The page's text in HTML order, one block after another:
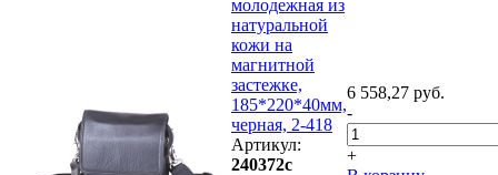
молодежная из
натуральной
кожи на
магнитной
застежке,
185*220*40мм,
черная, 2-418
Артикул:
240372с
6 558,27 руб.
-
+